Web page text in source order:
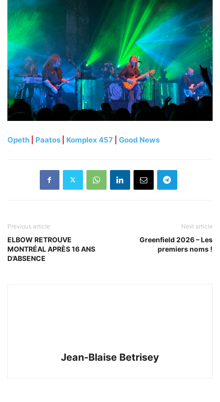
Opeth Paatos Komplex 457 Good News
Previous article
ELBOW RETROUVE
MONTRÉAL APRÈS 16 ANS
D’ABSENCE
Next article
Greenfield 2026 – Les
premiers noms !
Jean-Blaise Betrisey